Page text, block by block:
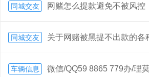
同城交友 网赌怎么提款避免不被风控
同城交友 关于网赌被黑提不出款的
车辆信息 微信/QQ59 8865 779办/理